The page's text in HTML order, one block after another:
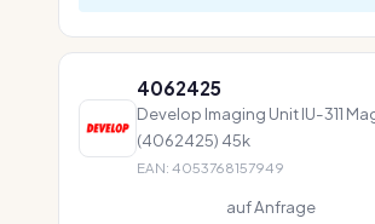
4062425
Develop Imaging Unit IU-311
(4062425) 45k
EAN: 4053768157949
auf Anfrage